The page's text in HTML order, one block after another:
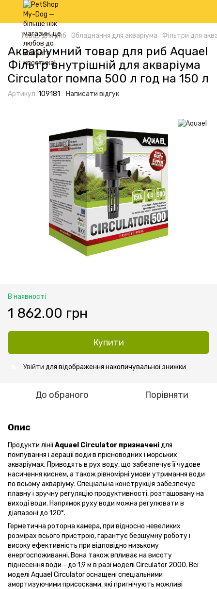
Товар для риб Обладнання для акваріума Фільтри для
Акваріумний товар для риб Aquael
Фільтр внутрішній для акваріума
Circulator помпа 500 л год на 150 л
Артикул: 109181 Написати відгук
В наявності
1 862.00 грн
Купити
Увійти для відображення накопичувальної знижки
До обраного Порівняти
Опис
Продукти лініїAquael Circulator призначенідля
помпування і аерації води в прісноводних і морських
акваріумах. Приводять в рух воду, що забезпечує її чудове
насичення киснем, а також рівномірні умови утримання води
по всьому акваріуму. Спеціальна конструкція забезпечує
плавну і зручну регуляцію продуктивності, розташовану на
виході води. Напрямок руху води можна регулювати в
діапазоні до 120°.
Герметична роторна камера, при відносно невеликих
розмірах всього пристрою, гарантує безшумну роботу і
високу ефективність при відповідно низькому
енергоспоживанні. Вона також впливає на висоту
піднесення води - до 1,9 м в разі моделі Circulator 2000. Всі
моделі Aquael Circulator оснащені спеціальними
амортизуючими присосками, які пригнічують можливі